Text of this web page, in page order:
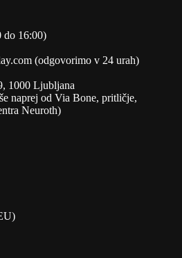
do 16:00)
(odgovorimo v 24 urah)
1000 Ljubljana
naprej od Via Bone, pritličje,
Neuroth)